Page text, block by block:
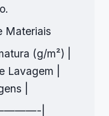
Materiais
(g/m²) |
Lavagem |
|
|